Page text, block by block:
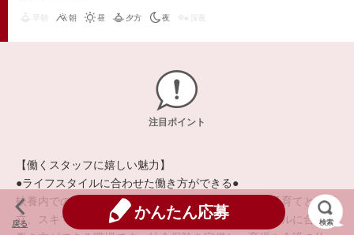
朝 昼 夕方 夜 深夜
注目ポイント
【働くスタッフに嬉しい魅力】
●ライフスタイルに合わせた働き方ができる●
扶養内での勤務、正社員や自営業との兼業、学校や子育てとの両
立、スキマ時間の活用など、それぞれのライフスタイルに合った
戻る
かんたん応募
検索